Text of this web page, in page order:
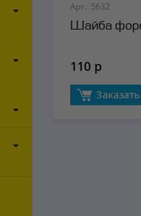
Арт.: 5632
Шайба
110 р
Заказать